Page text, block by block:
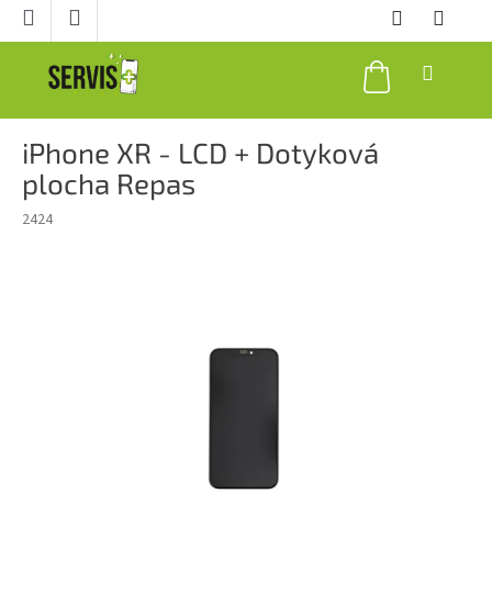
Prejsť
NÁKUPNÝ
KOŠÍK
iPhone XR - LCD + Dotyková
plocha Repas
2424